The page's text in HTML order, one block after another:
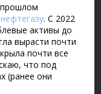
. C 2022
активы до
вырасти почти
почти все
что под
(ранее они